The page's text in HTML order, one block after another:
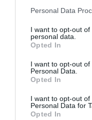
Personal Data
I want to opt-out
personal data.
Opted In
I want to opt-out
Personal Data.
Opted In
I want to opt-out
Personal Data for
Opted In
Εθνική Λυρική
Σκηνή: Ανακοίνωση
ακρόασης για την
κάλυψη θέσης
μουσικού στα
Βιολοντσέλα